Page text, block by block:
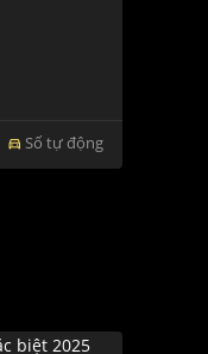
directions_car Số tự động